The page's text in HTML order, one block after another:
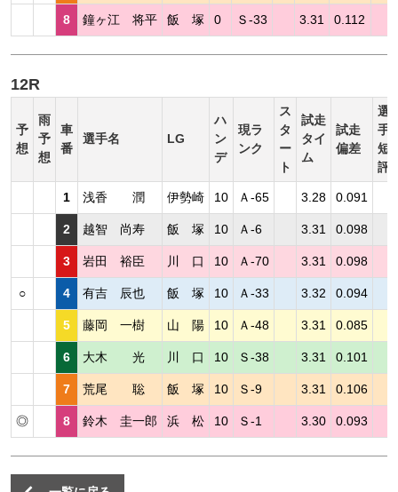
8 鐘ヶ江 将平 飯 塚 0 Ｓ-33 3.31 0.112
12R
予
想
雨
予
想
車
番
選手名 LG
ハ
ン
デ
現ラ
ンク
ス
タ
ー
ト
試走
タイ
ム
試走
偏差
選
手
短
評
1 浅香 潤 伊勢崎 10 Ａ-65 3.28 0.091
2 越智 尚寿 飯 塚 10 Ａ-6 3.31 0.098
3 岩田 裕臣 川 口 10 Ａ-70 3.31 0.098
○ 4 有吉 辰也 飯 塚 10 Ａ-33 3.32 0.094
5 藤岡 一樹 山 陽 10 Ａ-48 3.31 0.085
6 大木 光 川 口 10 Ｓ-38 3.31 0.101
7 荒尾 聡 飯 塚 10 Ｓ-9 3.31 0.106
◎ 8 鈴木 圭一郎 浜 松 10 Ｓ-1 3.30 0.093